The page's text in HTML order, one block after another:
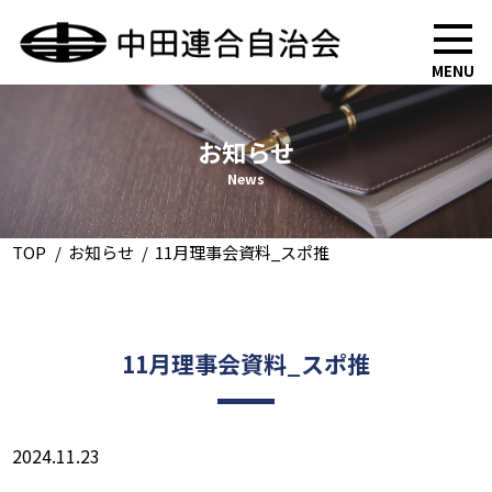
MENU
お知らせ
News
TOP お知らせ 11月理事会資料_スポ推
11月理事会資料_スポ推
2024.11.23